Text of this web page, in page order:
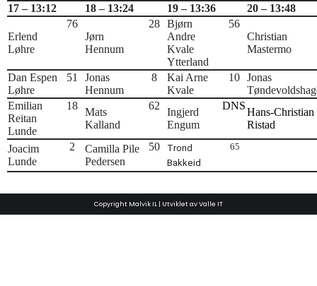
17 – 13:12 18 – 13:24 19 – 13:36 20 – 13:48
Erlend
Løhre
76
Jørn
Hennum
28
Bjørn
Andre
Kvale
Ytterland
56
Christian
Mastermo
Dan Espen
Løhre
51
Jonas
Hennum
8
Kai Arne
Kvale
10
Jonas
Emilian
Reitan
Lunde
18
Mats
Kalland
62
Ingjerd
Engum
DNS
Hans-Christian
Ristad
Joacim
Lunde
2
Camilla Pile
Pedersen
50
Trond
Bakkeid
65
Copyright Malvik IL | Utviklet av Valle IT